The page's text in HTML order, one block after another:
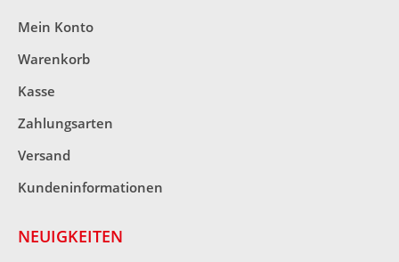
Mein Konto
Warenkorb
Kasse
Zahlungsarten
Versand
Kundeninformationen
NEUIGKEITEN